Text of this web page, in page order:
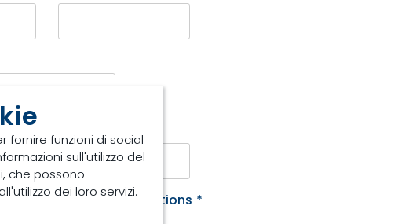
fornire funzioni di social
sull'utilizzo del
che possono
dei loro servizi.
with the terms and conditions *